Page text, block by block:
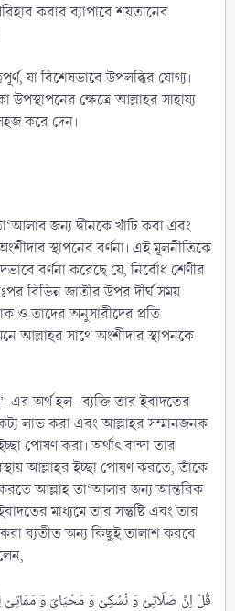
করার ব্যাপারে শয়তানের
যা বিশেষভাবে উপলব্ধির যোগ্য।
ক্ষেত্রে আল্লাহর সাহায্য
করে দেন।
জন্য দ্বীনকে খাঁটি করা এবং
স্থাপনের বর্ণনা। এই মূলনীতিকে
বর্ণনা করেছে যে, নির্বোধ শ্রেণীর
বিভিন্ন জাতীর উপর দীর্ঘ সময়
ও তাদের অনুসারীদের প্রতি
আল্লাহর সাথে অংশীদার স্থাপনকে
এর অর্থ হল- ব্যক্তি তার ইবাদতের
লাভ করা এবং আল্লাহর সম্মানজনক
পোষণ করা। অর্থাৎ বান্দা তার
আল্লাহর ইচ্ছা পোষণ করতে, তাঁকে
করতে আল্লাহ তা‘আলার জন্য আন্তরিক
মাধ্যমে তার সন্তুষ্টি এবং তার
করা ব্যতীত অন্য কিছুই তালাশ করবে
قُلۡ اِنَّ صَلَاتِیۡ وَ نُسُکِیۡ وَ مَحۡیَایَ وَ مَمَاتِیۡ